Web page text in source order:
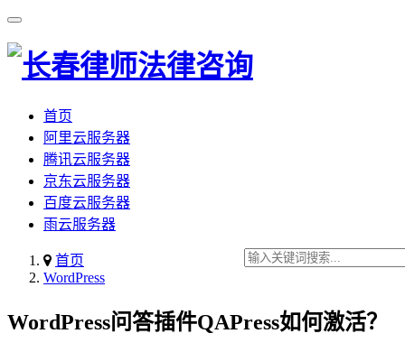
首页
阿里云服务器
腾讯云服务器
京东云服务器
百度云服务器
雨云服务器
首页
WordPress
WordPress问答插件QAPress如何激活？